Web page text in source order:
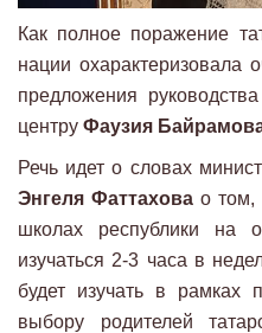
Как полное поражение
нации охарактеризовала
предложения
центру Фаузия
Речь идет о словах
Энгеля Фаттахова о том,
школах республики на
изучаться 2-3 часа в
будет изучать в рамках
выбору родителей